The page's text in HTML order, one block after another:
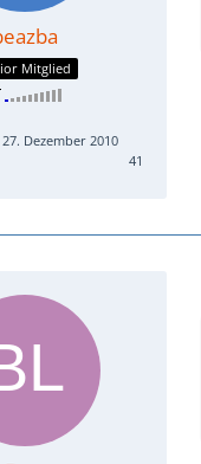
Mitglied
Dezember 2010
41